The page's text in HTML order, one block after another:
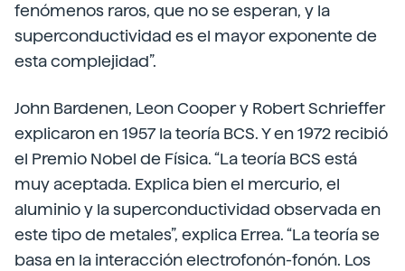
fenómenos raros, que no se esperan, y la
superconductividad es el mayor exponente de
esta complejidad”.
John Bardenen, Leon Cooper y Robert Schrieffer
explicaron en 1957 la teoría BCS. Y en 1972 recibió
el Premio Nobel de Física. “La teoría BCS está
muy aceptada. Explica bien el mercurio, el
aluminio y la superconductividad observada en
este tipo de metales”, explica Errea. “La teoría se
basa en la interacción electrofonón-fonón. Los